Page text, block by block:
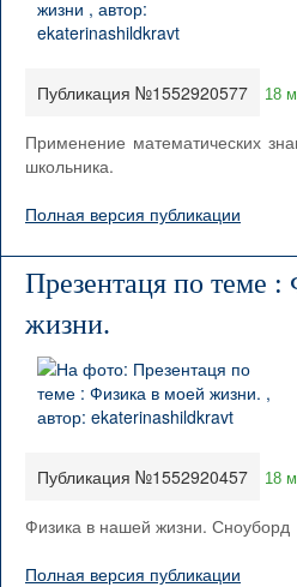
Публикация №1552920577 18
Применение математических
школьника.
Полная версия публикации
Презентаця по теме
жизни.
Публикация №1552920457 18
Физика в нашей жизни. Сноуборд
Полная версия публикации